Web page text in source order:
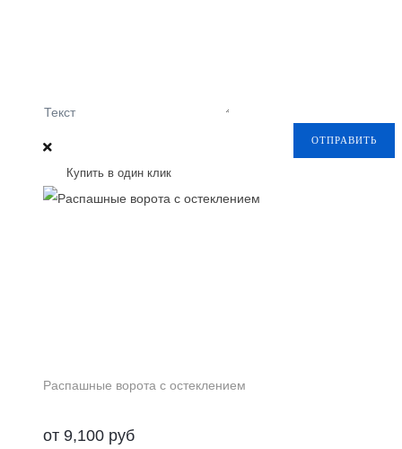
Текст
ОТПРАВИТЬ
Купить в один клик
Распашные ворота с остеклением
от 9,100 руб